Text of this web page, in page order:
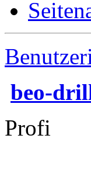
beo-
Profi